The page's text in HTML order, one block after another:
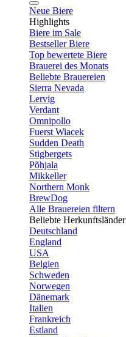
Neue Biere
Highlights
Biere im Sale
Bestseller Biere
Top bewertete Biere
Brauerei des Monats
Beliebte Brauereien
Sierra Nevada
Lervig
Verdant
Omnipollo
Fuerst Wiacek
Sudden Death
Stigbergets
Põhjala
Mikkeller
Northern Monk
BrewDog
Alle Brauereien filtern
Beliebte Herkunftsländer
Deutschland
England
USA
Belgien
Schweden
Norwegen
Dänemark
Italien
Frankreich
Estland